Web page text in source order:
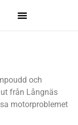
och
från Långnäs
motorproblemet